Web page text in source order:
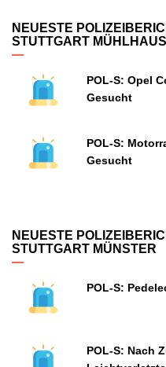
NEUESTE
STUTTGART
POL-S: Opel
Gesucht
POL-S:
Gesucht
NEUESTE
STUTTGART MÜNSTER
POL-S:
POL-S: Nach